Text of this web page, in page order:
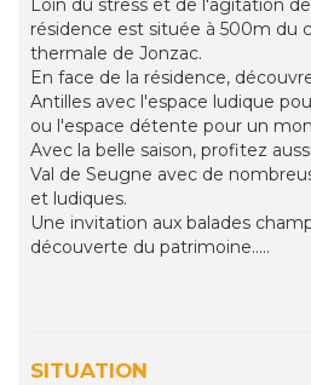
Loin du stress et de l'agitation
résidence est située à 500m du
thermale de Jonzac.
En face de la résidence,
Antilles avec l'espace ludique
ou l'espace détente pour un
Avec la belle saison, profitez
Val de Seugne avec de
et ludiques.
Une invitation aux balades
découverte du patrimoine.....
SITUATION